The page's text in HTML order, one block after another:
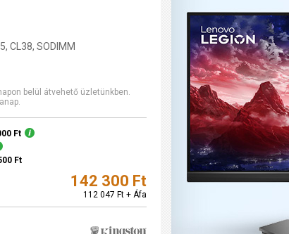
CL38, SODIMM
belül átvehető üzletünkben.
Ft
Ft
142 300 Ft
112 047 Ft + Áfa